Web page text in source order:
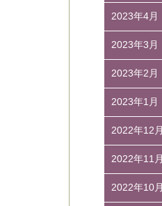
2023年4月
2023年3月
2023年2月
2023年1月
2022年12月
2022年11月
2022年10月